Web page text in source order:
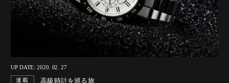
UP DATE: 2020. 02. 27
連載 高級時計を巡る旅